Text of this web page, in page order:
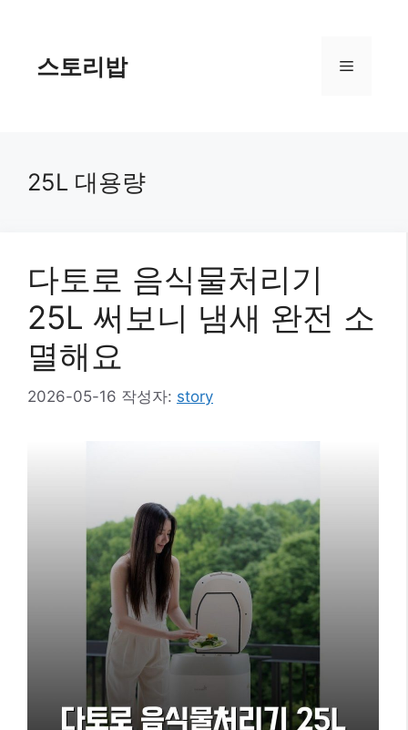
스토리밥 메
25L 대용량
다토로 음식물처리기
25L 써보니 냄새 완전 소
멸해요
2026-05-16 작성자: story